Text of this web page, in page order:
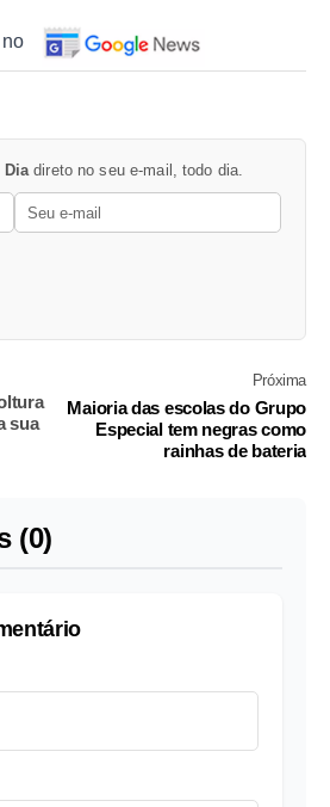
Dia direto no seu e-mail, todo dia.
sua
Próxima
Maioria das escolas do Grupo
Especial tem negras como
rainhas de bateria
(0)